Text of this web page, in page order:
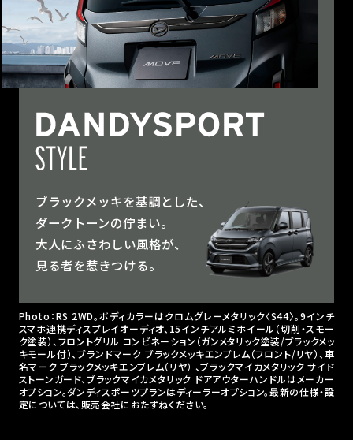
ブラックメッキを基調とした、
ダークトーンの佇まい。
大人にふさわしい風格が、
見る者を惹きつける。
Photo：RS 2WD。ボディカラーはクロムグレーメタリック〈S44〉。9インチ
スマホ連携ディスプレイオーディオ、15インチアルミホイール（切削・スモー
ク塗装）、フロントグリル コンビネーション（ガンメタリック塗装/ブラックメッ
キモール付）、ブランドマーク ブラックメッキエンブレム（フロント/リヤ）、車
名マーク ブラックメッキエンブレム（リヤ） 、ブラックマイカメタリック サイド
ストーンガード、ブラックマイカメタリック ドアアウターハンドルはメーカー
オプション。ダンディスポーツプランはディーラーオプション。最新の仕様・設
定については、販売会社におたずねください。